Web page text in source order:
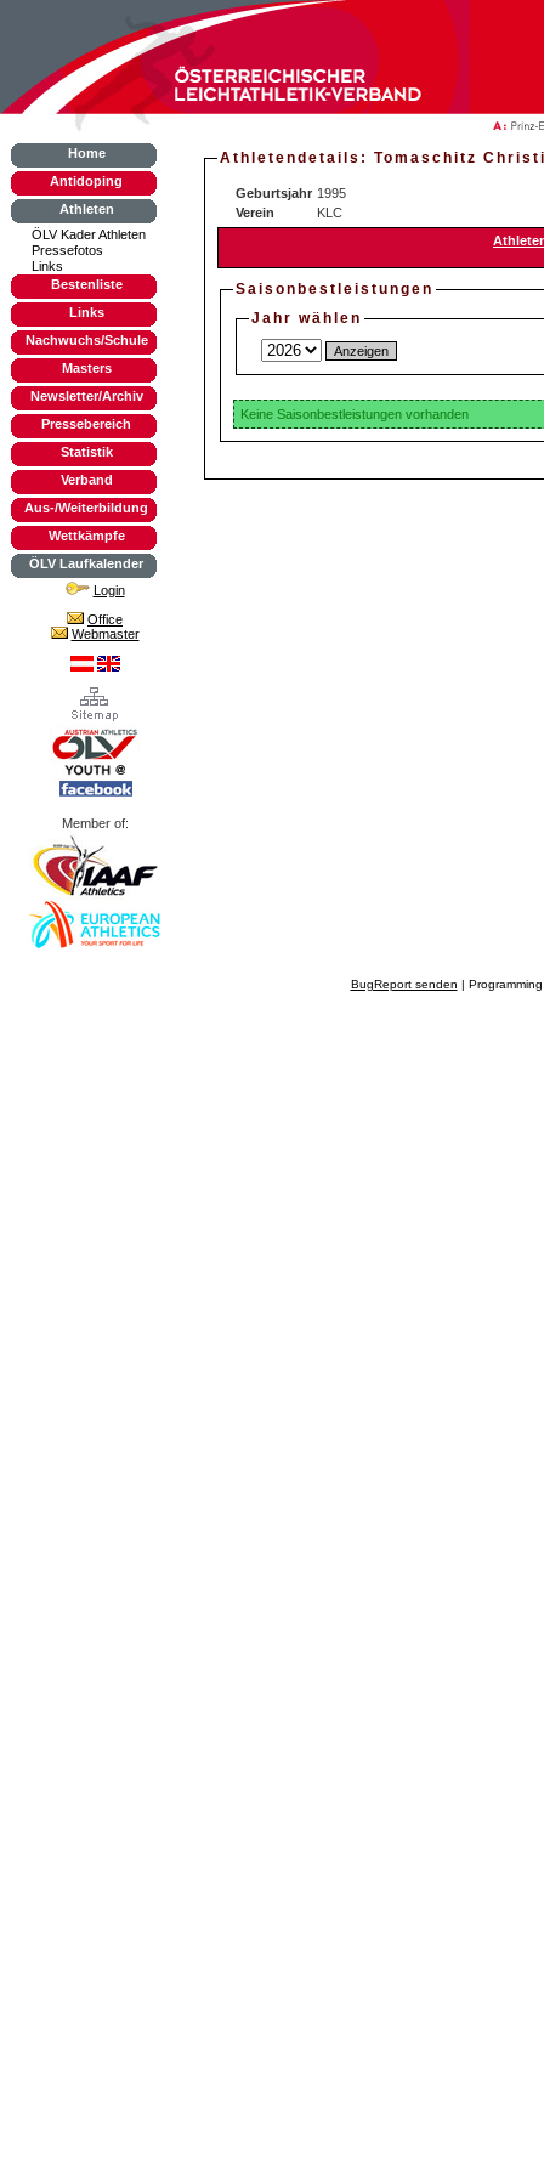
Home
Antidoping
Athleten
ÖLV Kader Athleten
Pressefotos
Links
Bestenliste
Links
Nachwuchs/Schule
Masters
Newsletter/Archiv
Pressebereich
Statistik
Verband
Aus-/Weiterbildung
Wettkämpfe
ÖLV Laufkalender
Login
Office
Webmaster
Member of:
Athletendetails:
Geburtsjahr 1995
Verein
KLC
Saisonbestleistungen
Jahr wählen
Keine Saisonbestleistungen vorhanden
BugReport senden |